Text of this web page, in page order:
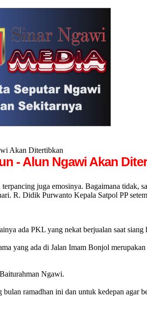
Akan Ditertibkan
- Alun Ngawi Akan
juga emosinya. Bagaimana tidak,
R. Didik Purwanto Kepala Satpol PP
ada PKL yang nekat berjualan saat
yang ada di Jalan Imam Bonjol
Ngawi.
ramadhan ini dan untuk kedepan agar